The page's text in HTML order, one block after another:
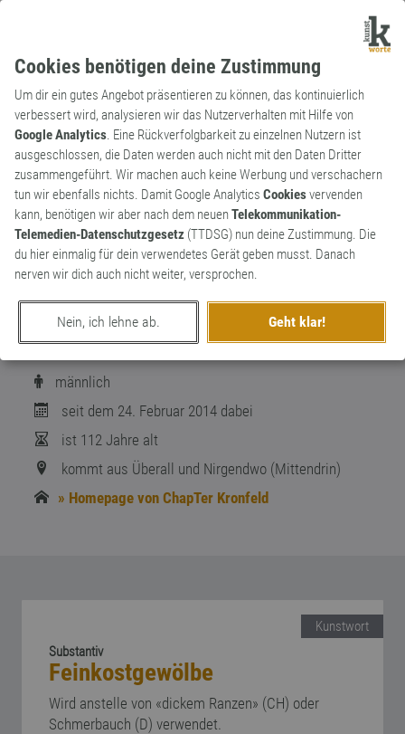
Cookies benötigen deine Zustimmung
Um dir ein gutes Angebot präsentieren zu können, das kontinuierlich
verbessert wird, analysieren wir das Nutzerverhalten mit Hilfe von
Google Analytics. Eine Rückverfolgbarkeit zu einzelnen Nutzern ist
ausgeschlossen, die Daten werden auch nicht mit den Daten Dritter
zusammengeführt. Wir machen auch keine Werbung und verschachern
tun wir ebenfalls nichts. Damit Google Analytics Cookiesvervenden
kann, benötigen wir aber nach dem neuenTelekommunikation-
Telemedien-Datenschutzgesetz (TTDSG) nun deine Zustimmung. Die
du hier einmalig für dein verwendetes Gerät geben musst. Danach
nerven wir dich auch nicht weiter, versprochen.
Nein, ich lehne ab. Geht klar!
Wortkünstler
ChapTer Kronfeld
Nickname geändert in: "HerrWortranken"
Bin Sentimentaufheller und
Buchstabenanwender.
100
27
männlich
seit dem 24. Februar 2014 dabei
ist 112 Jahre alt
kommt aus Überall und Nirgendwo (Mittendrin)
» Homepage von ChapTer Kronfeld
Kunstwort
Substantiv
Feinkostgewölbe
Wird anstelle von «dickem Ranzen» (CH) oder
Schmerbauch (D) verwendet.